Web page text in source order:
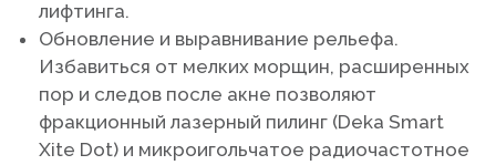
лифтинга.
Обновление и выравнивание рельефа.
Избавиться от мелких морщин, расширенных
пор и следов после акне позволяют
фракционный лазерный пилинг (Deka Smart
Xite Dot) и микроигольчатое радиочастотное